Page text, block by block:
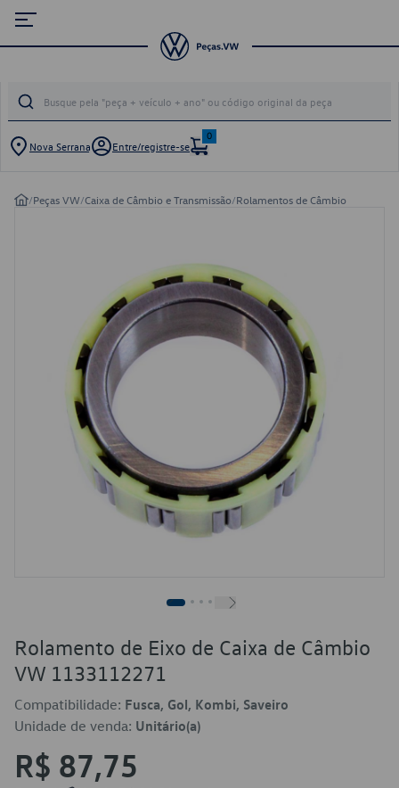
Nova Serrana Entre/registre-se
0
/Peças VW/Caixa de Câmbio e Transmissão/Rolamentos de Câmbio
Rolamento de Eixo de Caixa de Câmbio
VW 1133112271
Compatibilidade: Fusca, Gol, Kombi, Saveiro
Unidade de venda: Unitário(a)
R$ 87,75